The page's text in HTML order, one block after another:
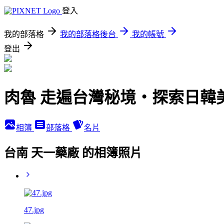
登入
我的部落格 我的部落格後台
我的帳號
登出
肉魯 走遍台灣秘境・探索日韓
相簿 部落格 名片
台南 天一藥廠 的相簿照片
47.jpg